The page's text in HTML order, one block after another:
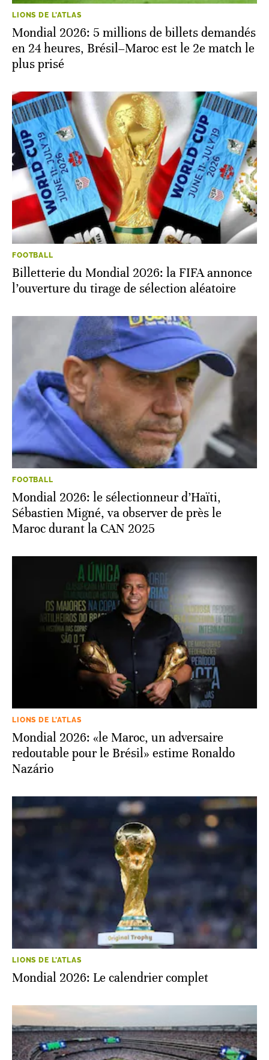
LIONS DE L'ATLAS
Mondial 2026: 5 millions de billets demandés
en 24 heures, Brésil–Maroc est le 2e match le
plus prisé
FOOTBALL
Billetterie du Mondial 2026: la FIFA annonce
l’ouverture du tirage de sélection aléatoire
FOOTBALL
Mondial 2026: le sélectionneur d’Haïti,
Sébastien Migné, va observer de près le
Maroc durant la CAN 2025
LIONS DE L'ATLAS
Mondial 2026: «le Maroc, un adversaire
redoutable pour le Brésil» estime Ronaldo
Nazário
LIONS DE L'ATLAS
Mondial 2026: Le calendrier complet